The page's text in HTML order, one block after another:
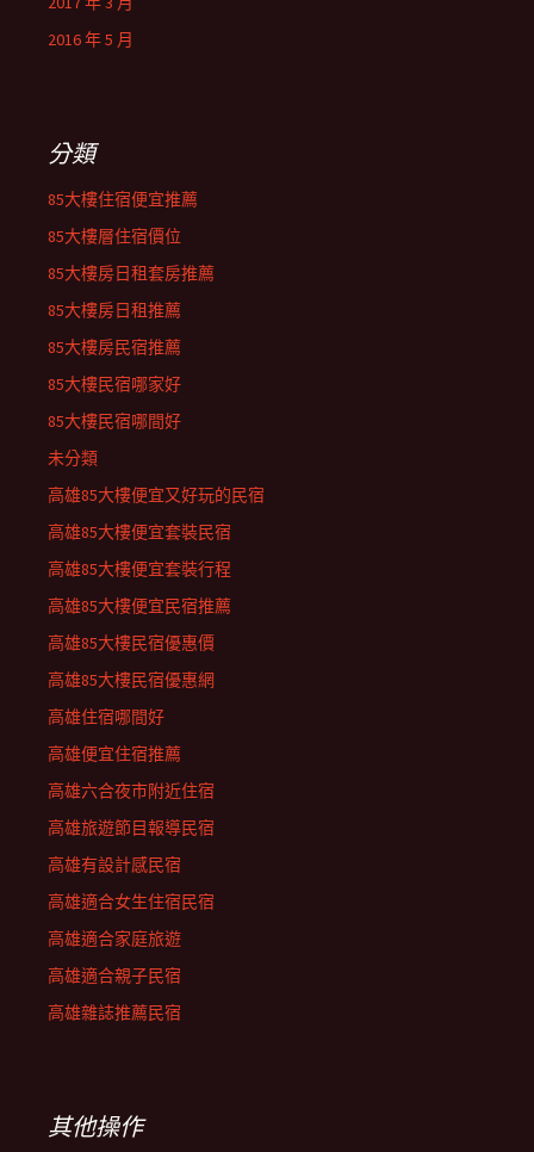
2016 年 5 月
分類
85大樓住宿便宜推薦
85大樓層住宿價位
85大樓房日租套房推薦
85大樓房日租推薦
85大樓房民宿推薦
85大樓民宿哪家好
85大樓民宿哪間好
未分類
高雄85大樓便宜又好玩的民宿
高雄85大樓便宜套裝民宿
高雄85大樓便宜套裝行程
高雄85大樓便宜民宿推薦
高雄85大樓民宿優惠價
高雄85大樓民宿優惠網
高雄住宿哪間好
高雄便宜住宿推薦
高雄六合夜市附近住宿
高雄旅遊節目報導民宿
高雄有設計感民宿
高雄適合女生住宿民宿
高雄適合家庭旅遊
高雄適合親子民宿
高雄雜誌推薦民宿
其他操作